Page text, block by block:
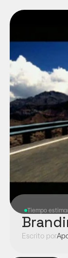
Tiempo
Escrito por